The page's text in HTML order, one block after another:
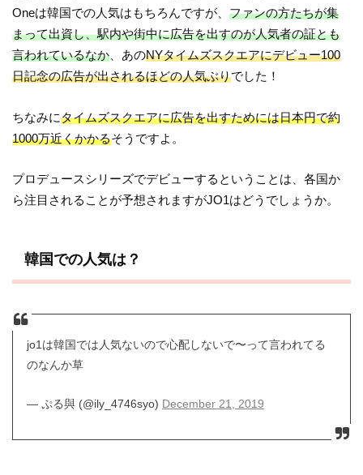
Oneは韓国での人気はもちろんですが、ファンの方たちが集
まって出資し、駅内や街中に広告を出すのが人気者の証とも
言われているなか、あのNYタイムズスクエアにデビュー100
日記念の広告が出されるほどの人気ぶりでした！
ちなみにタイムズスクエアに広告を出すためには日本円で約
1000万近くかかるそうですよ。
プロデュースシリーズでデビューするということは、各国か
ら注目されることが予想されますがJO1はどうでしょうか。
韓国での人気は？
jo1は韓国では人気ないので心配しないで〜って言われてる
のなんか草
— ぷる與 (@ily_4746syo) December 21, 2019